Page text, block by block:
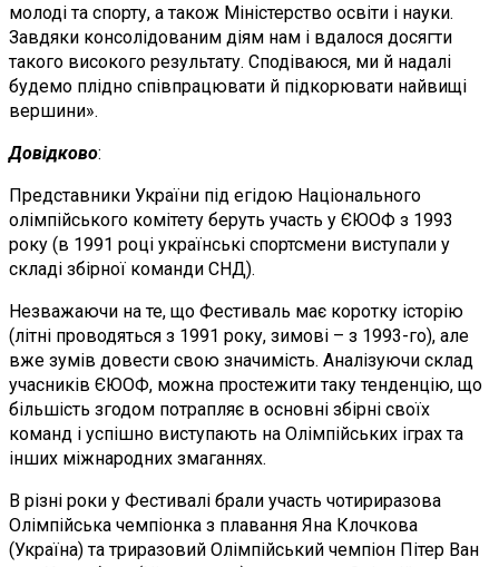
молоді та спорту, а також Міністерство освіти і науки.
Завдяки консолідованим діям нам і вдалося досягти
такого високого результату. Сподіваюся, ми й надалі
будемо плідно співпрацювати й підкорювати найвищі
вершини».
Довідково:
Представники України під егідою Національного
олімпійського комітету беруть участь у ЄЮОФ з 1993
року (в 1991 році українські спортсмени виступали у
складі збірної команди CНД).
Незважаючи на те, що Фестиваль має коротку історію
(літні проводяться з 1991 року, зимові – з 1993-го), але
вже зумів довести свою значимість. Аналізуючи склад
учасників ЄЮОФ, можна простежити таку тенденцію, що
більшість згодом потрапляє в основні збірні своїх
команд і успішно виступають на Олімпійських іграх та
інших міжнародних змаганнях.
В різні роки у Фестивалі брали участь чотириразова
Олімпійська чемпіонка з плавання Яна Клочкова
(Україна) та триразовий Олімпійський чемпіон Пітер Ван